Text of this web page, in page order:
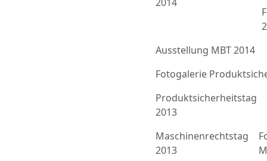
Ausstellung MBT 2014
Fotogalerie
Produktsicherheitstag
2013
Maschinenrechtstag
2013